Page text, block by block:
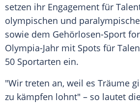
setzen ihr Engagement für
olympischen und
sowie dem Gehörlosen-Sport
Olympia-Jahr mit Spots für
50 Sportarten ein.
"Wir treten an, weil es Träume
zu kämpfen lohnt" – so lautet